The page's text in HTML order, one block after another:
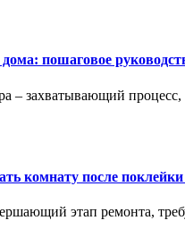
пошаговое
– захватывающий процесс,
комнату после
этап ремонта,